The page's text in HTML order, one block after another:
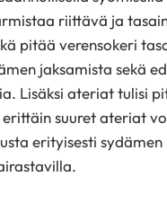
riittävä ja
pitää verensokeri
jaksamista sekä
Lisäksi ateriat tulisi
erittäin suuret ateriat
erityisesti sydämen